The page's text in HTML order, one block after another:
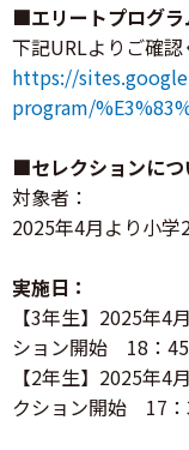
■エリートプログラ
下記URLよりご確認
https://
program/
■セレクションにつ
対象者：
2025年4月より小学
実施日：
【3年生】2025年
ション開始 18：
【2年生】2025年
クション開始 17：